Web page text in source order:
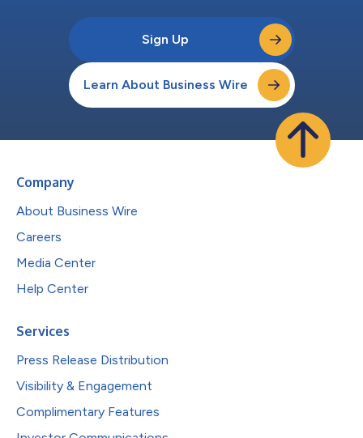
Sign Up
Learn About Business Wire
Company
About Business Wire
Careers
Media Center
Help Center
Services
Press Release Distribution
Visibility & Engagement
Complimentary Features